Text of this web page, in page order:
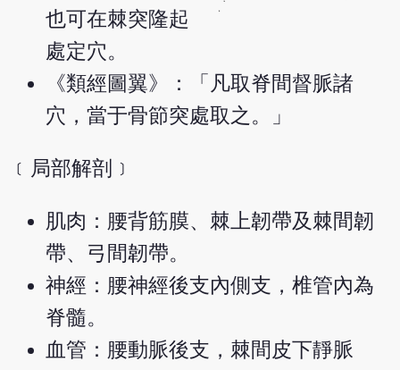
也可在棘突隆起
處定穴。
《類經圖翼》：「凡取脊間督脈諸
穴，當于骨節突處取之。」
﹝局部解剖﹞
肌肉：腰背筋膜、棘上韌帶及棘間韌
帶、弓間韌帶。
神經：腰神經後支內側支，椎管內為
脊髓。
血管：腰動脈後支，棘間皮下靜脈